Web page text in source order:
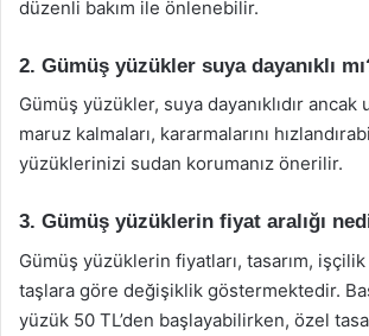
düzenli bakım ile önlenebilir.
2. Gümüş yüzükler suya dayanıklı
Gümüş yüzükler, suya dayanıklıdır
maruz kalmaları, kararmalarını
yüzüklerinizi sudan korumanız önerilir.
3. Gümüş yüzüklerin fiyat aralığı
Gümüş yüzüklerin fiyatları, tasarım, işçilik
taşlara göre değişiklik göstermektedir.
yüzük 50 TL’den başlayabilirken, özel